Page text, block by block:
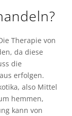
Therapie von
da diese
die
erfolgen.
also Mittel
hemmen,
kann von